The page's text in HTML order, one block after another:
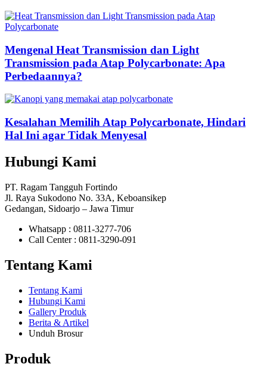
Mengenal Heat Transmission dan Light
Transmission pada Atap Polycarbonate: Apa
Perbedaannya?
Kesalahan Memilih Atap Polycarbonate, Hindari
Hal Ini agar Tidak Menyesal
Hubungi Kami
PT. Ragam Tangguh Fortindo
Jl. Raya Sukodono No. 33A, Keboansikep
Gedangan, Sidoarjo – Jawa Timur
Whatsapp : 0811-3277-706
Call Center : 0811-3290-091
Tentang Kami
Tentang Kami
Hubungi Kami
Gallery Produk
Berita & Artikel
Unduh Brosur
Produk